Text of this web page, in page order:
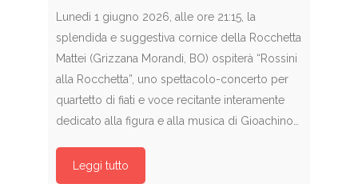
Lunedì 1 giugno 2026, alle ore 21:15, la
splendida e suggestiva cornice della Rocchetta
Mattei (Grizzana Morandi, BO) ospiterà “Rossini
alla Rocchetta”, uno spettacolo-concerto per
quartetto di fiati e voce recitante interamente
dedicato alla figura e alla musica di Gioachino…
Leggi tutto